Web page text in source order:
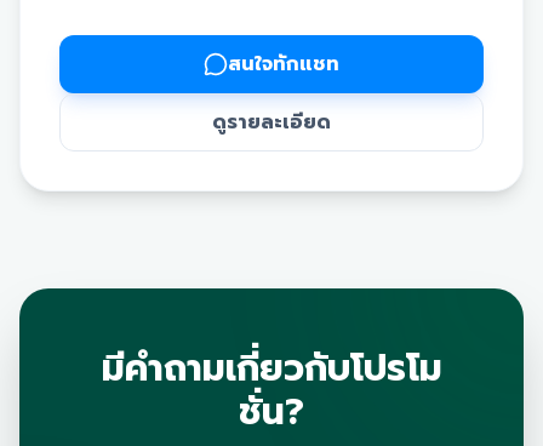
Real-time Monitoring:ตรวจสอบสถานะแต่ละแผง
ได้ทันที วิเคราะห์และแก้ไขปัญหาได้แม่นยำ
เทคโนโลยี PLC:สื่อสารผ่านสายไฟโซล่าเซลล์โดยตรง
เสถียร เชื่อถือได้ ไม่ต้องเดินสายสัญญาณเพิ่ม
เพิ่มการผลิตไฟ:ป้องกันแผงที่โดนเงาบังดึง
คืนทุนไวที่สุด ติดต่อ Aneetech โทร 099-212-1071 หรือ
สนใจทักแชท
ดูรายละเอียด
มีคำถามเกี่ยวกับโปรโม
ชั่น?